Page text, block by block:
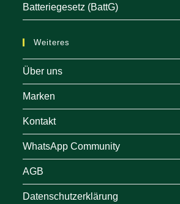
Batteriegesetz (BattG)
Weiteres
Über uns
Marken
Kontakt
WhatsApp Community
AGB
Datenschutzerklärung